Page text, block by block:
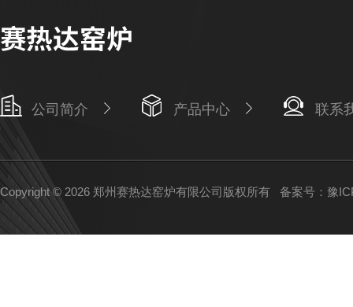
公司简介 产品中心 联系
Copyright © 2026 郑州赛热达窑炉有限公司版权所有 备案号：豫